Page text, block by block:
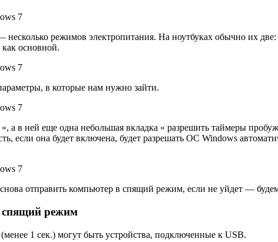
несколько режимов электропитания. На ноутбуках обычно их
основной.
в которые нам нужно зайти.
а в ней еще одна небольшая вкладка « разрешить таймеры
если она будет включена, будет разрешать ОС Windows
отправить компьютер в спящий режим, если не уйдет —
спящий режим
1 сек.) могут быть устройства, подключенные к USB.